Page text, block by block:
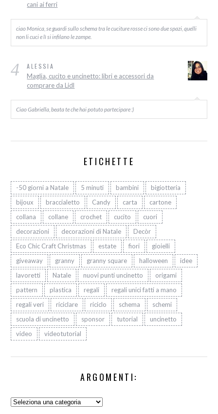
cani ai ferri
ciao Monica, se guardi sullo schema tra le cuciture rosse ci sono due spazi, quelli
non li cuci e lì si infilano le zampe.
4 ALESSIA
Maglia, cucito e uncinetto: libri e accessori da
comprare da Lidl
Ciao Gabriella, beata te che hai potuto partecipare :)
ETICHETTE
-50 giorni a Natale 5 minuti bambini
bigiotteria
bijoux
braccialetto Candy carta
cartone
collana
collane crochet cucito
cuori
decorazioni
decorazioni di Natale
Decòr
Eco Chic Craft Christmas
estate fiori
gioielli
giveaway
granny granny square halloween
idee
lavoretti
Natale nuovi punti uncinetto
origami
pattern
plastica regali
regali unici fatti a mano
regali veri
riciclare riciclo schema
schemi
scuola di uncinetto
sponsor tutorial
uncinetto
video
videotutorial
ARGOMENTI:
Argomenti: